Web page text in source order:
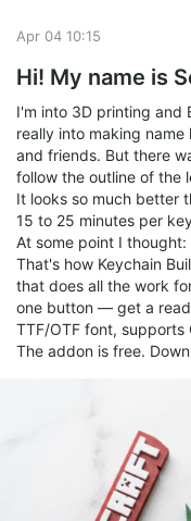
Apr 04 10:15
Hi! My name is
I'm into 3D printing and
really into making
and friends. But there
follow the outline of the
It looks so much better
15 to 25 minutes per
At some point I
That's how Keychain
that does all the work
one button — get a
TTF/OTF font, supports
The addon is free.